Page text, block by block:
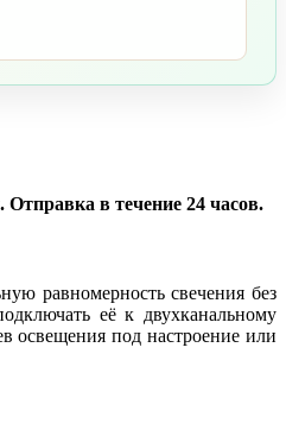
в течение 24 часов.
равномерность свечения без
её к двухканальному
освещения под настроение или